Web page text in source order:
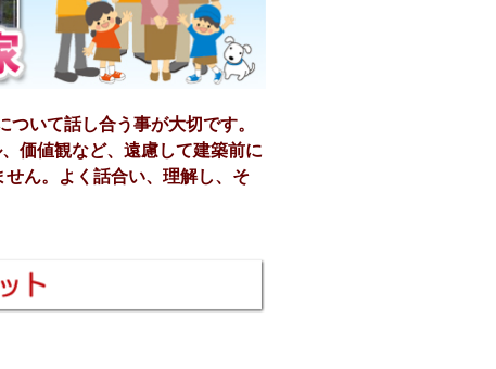
いて話し合う事が大切です。
価値観など、遠慮して建築前に
ん。よく話合い、理解し、そ